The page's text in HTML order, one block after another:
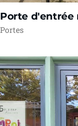
Porte d'entrée
Portes